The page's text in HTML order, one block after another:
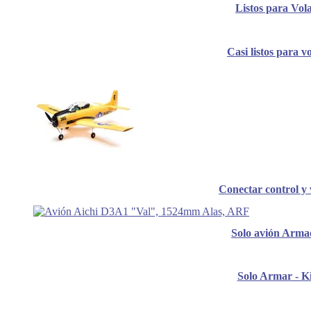
Listos para
Casi listos para
Conectar control y
Solo avión
Solo Armar -